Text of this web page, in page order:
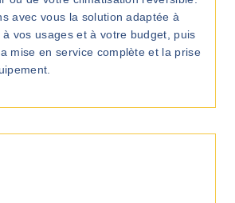
avec vous la solution adaptée à
vos usages et à votre budget, puis
mise en service complète et la prise